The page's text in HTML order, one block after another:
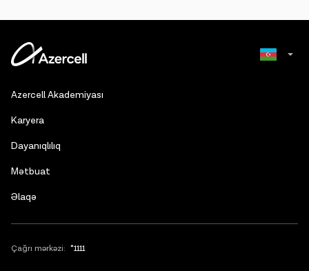
Azercell Akademiyası
Karyera
Dayanıqlılıq
Mətbuat
Əlaqə
Çağrı mərkəzi: *1111